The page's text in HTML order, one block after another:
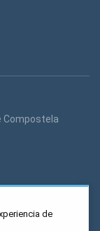
Compostela
de